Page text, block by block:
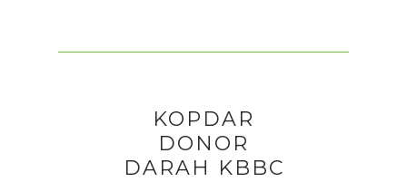
KOPDAR
DONOR
DARAH KBBC